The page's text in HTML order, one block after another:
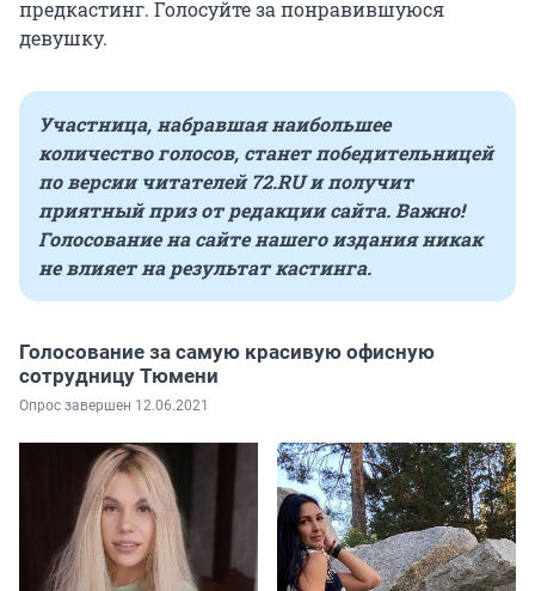
предкастинг. Голосуйте за понравившуюся
девушку.
Участница, набравшая наибольшее
количество голосов, станет победительницей
по версии читателей 72.RU и получит
приятный приз от редакции сайта. Важно!
Голосование на сайте нашего издания никак
не влияет на результат кастинга.
Голосование за самую красивую офисную
сотрудницу Тюмени
Опрос завершен 12.06.2021